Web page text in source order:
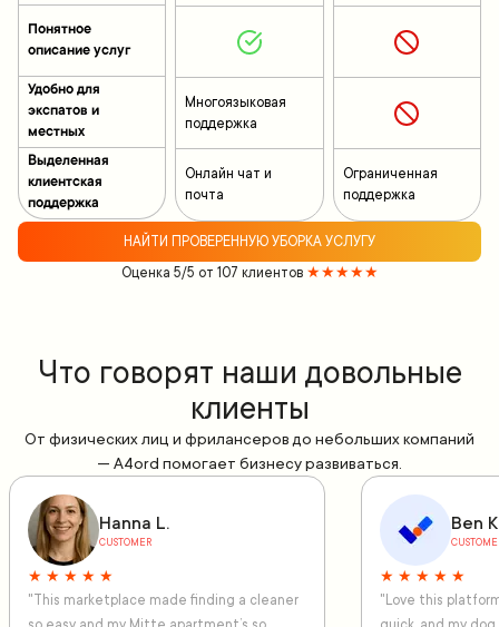
Понятное
описание услуг
Удобно для
экспатов и
местных
Выделенная
клиентская
поддержка
Многоязыковая
поддержка
Онлайн чат и
почта
Ограниченная
поддержка
НАЙТИ ПРОВЕРЕННУЮ УБОРКА УСЛУГУ
Оценка 5/5 от 107 клиентов ★★★★★
Что говорят наши довольные
клиенты
От физических лиц и фрилансеров до небольших компаний
— A4ord помогает бизнесу развиваться.
Hanna L.
CUSTOMER
★ ★ ★ ★ ★
"This marketplace made finding a cleaner
Ben
★ ★ ★ ★ ★
"Love this